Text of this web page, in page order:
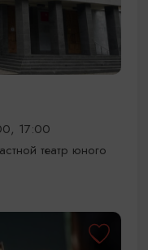
17:00
театр юного